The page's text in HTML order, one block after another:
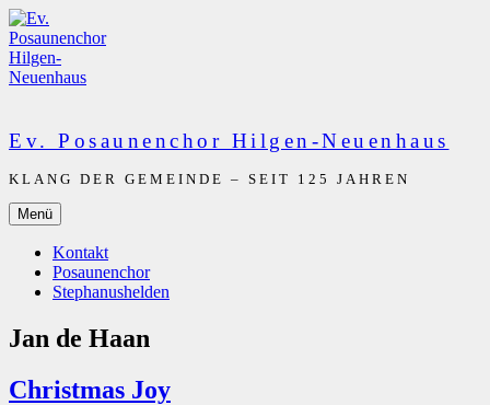
Zum
Inhalt
springen
Ev. Posaunenchor Hilgen-Neuenhaus
KLANG DER GEMEINDE – SEIT 125 JAHREN
Menü
Kontakt
Posaunenchor
Stephanushelden
Jan de Haan
Christmas Joy